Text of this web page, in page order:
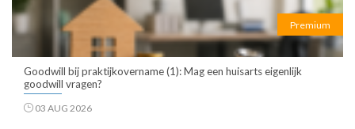
Premium
Goodwill bij praktijkovername (1): Mag een huisarts eigenlijk
goodwill vragen?
03 AUG 2026